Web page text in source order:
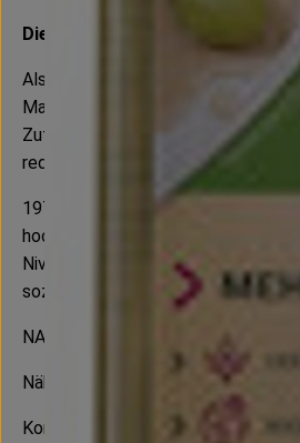
Die NATURATA AG – „Wir leben
Als führender Anbieter von
Marke macht dabei den extra
Zutaten und werden besonders
reduzierte
1976 zunächst als
hochwertigen Produkten in
Niveau garantieren, sondern auch
sozialer und umweltorientierter
NATURATA Produkte sind im
Nähere Informationen zur
Kontrollnummer D-BW-007-05177-